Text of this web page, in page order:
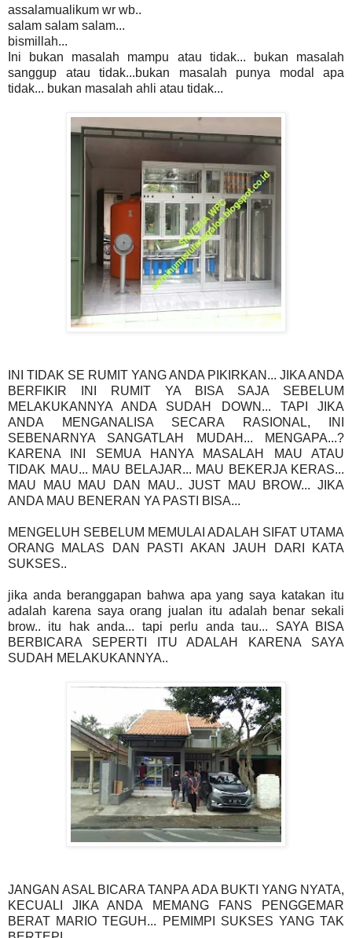
assalamualikum wr wb..
salam salam salam...
bismillah...
Ini bukan masalah mampu atau tidak... bukan masalah
sanggup atau tidak...bukan masalah punya modal apa
tidak... bukan masalah ahli atau tidak...
INI TIDAK SE RUMIT YANG ANDA PIKIRKAN... JIKA ANDA
BERFIKIR INI RUMIT YA BISA SAJA SEBELUM
MELAKUKANNYA ANDA SUDAH DOWN... TAPI JIKA
ANDA MENGANALISA SECARA RASIONAL, INI
SEBENARNYA SANGATLAH MUDAH... MENGAPA...?
KARENA INI SEMUA HANYA MASALAH MAU ATAU
TIDAK MAU... MAU BELAJAR... MAU BEKERJA KERAS...
MAU MAU MAU DAN MAU.. JUST MAU BROW... JIKA
ANDA MAU BENERAN YA PASTI BISA...
MENGELUH SEBELUM MEMULAI ADALAH SIFAT UTAMA
ORANG MALAS DAN PASTI AKAN JAUH DARI KATA
SUKSES..
jika anda beranggapan bahwa apa yang saya katakan itu
adalah karena saya orang jualan itu adalah benar sekali
brow.. itu hak anda... tapi perlu anda tau... SAYA BISA
BERBICARA SEPERTI ITU ADALAH KARENA SAYA
SUDAH MELAKUKANNYA..
JANGAN ASAL BICARA TANPA ADA BUKTI YANG NYATA,
KECUALI JIKA ANDA MEMANG FANS PENGGEMAR
BERAT MARIO TEGUH... PEMIMPI SUKSES YANG TAK